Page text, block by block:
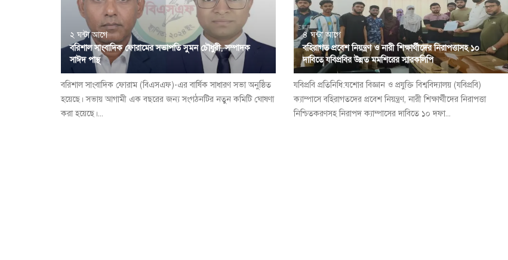
২ ঘন্টা আগে
বরিশাল সাংবাদিক ফোরামের সভাপতি সুমন চৌধুরী, সম্পাদক
সাঈদ পান্থ
বরিশাল সাংবাদিক ফোরাম (বিএসএফ)-এর বার্ষিক সাধারণ সভা অনুষ্ঠিত
হয়েছে। সভায় আগামী এক বছরের জন্য সংগঠনটির নতুন কমিটি ঘোষণা
করা হয়েছে।...
৪ ঘন্টা আগে
বহিরাগত প্রবেশ নিয়ন্ত্রণ ও নারী শিক্ষার্থীদের নিরাপত্তাসহ ১০
দাবিতে যবিপ্রবির উন্নত মমশিরের স্মারকলিপি
যবিপ্রবি প্রতিনিধি:যশোর বিজ্ঞান ও প্রযুক্তি বিশ্ববিদ্যালয় (যবিপ্রবি)
ক্যাম্পাসে বহিরাগতদের প্রবেশ নিয়ন্ত্রণ, নারী শিক্ষার্থীদের নিরাপত্তা
নিশ্চিতকরণসহ নিরাপদ ক্যাম্পাসের দাবিতে ১০ দফা...